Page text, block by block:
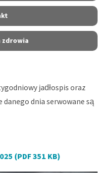
zdrowia
jadłospis oraz
danego dnia serwowane są
(PDF 351 KB)